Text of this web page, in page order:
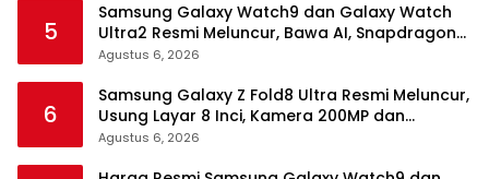
5
Samsung Galaxy Watch9 dan Galaxy Watch
Ultra2 Resmi Meluncur, Bawa AI, Snapdragon
Wear Elite, dan Fitur Kesehatan Baru
Agustus 6, 2026
6
Samsung Galaxy Z Fold8 Ultra Resmi Meluncur,
Usung Layar 8 Inci, Kamera 200MP dan
Snapdragon 8 Elite Gen 5
Agustus 6, 2026